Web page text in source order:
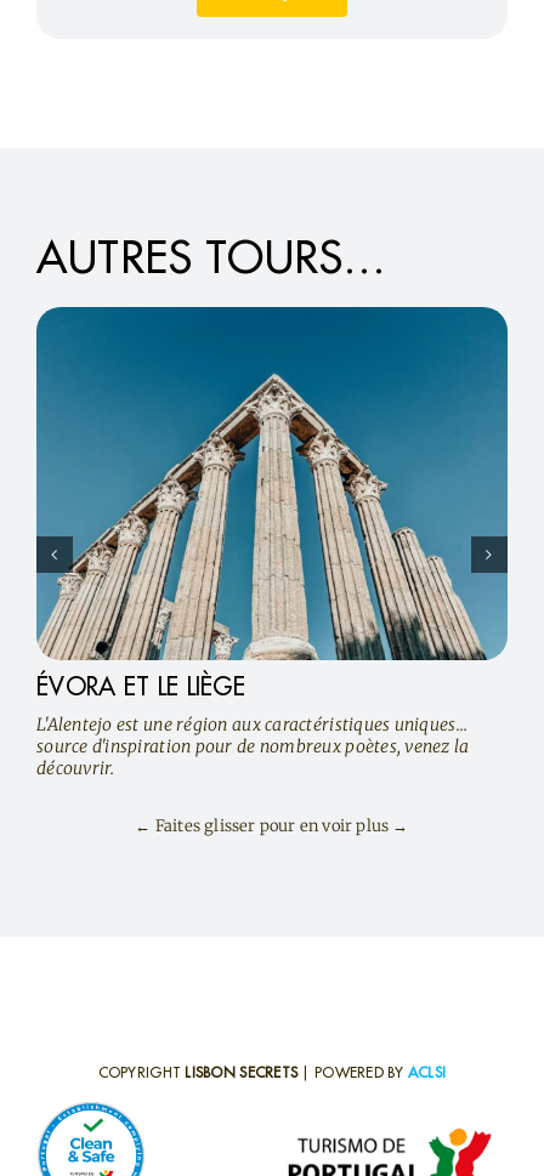
AUTRES TOURS…
ÉVORA ET LE LIÈGE
L'Alentejo est une région aux caractéristiques uniques...
source d'inspiration pour de nombreux poètes, venez la
découvrir.
← Faites glisser pour en voir plus →
COPYRIGHT LISBON SECRETS| POWERED BY ACLSI